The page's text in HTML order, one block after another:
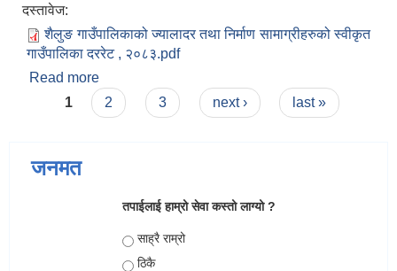
दस्तावेज:
शैलुङ गाउँपालिकाको ज्यालादर तथा निर्माण सामाग्रीहरुको स्वीकृत
गाउँपालिका दररेट , २०८३.pdf
Read more
सामाग्रीहरुको स्वीकृत गाउँपालिका दररेट , २०८३
Pages
1 2 3 next › last »
जनमत
तपाईलाई हाम्रो सेवा कस्तो लाग्यो ?
Choices
साह्रै राम्रो
ठिकै